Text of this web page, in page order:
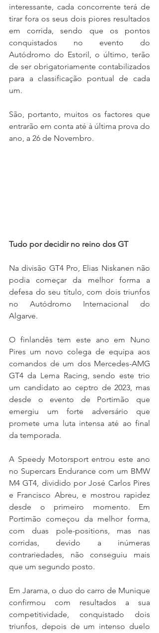
interessante, cada concorrente terá de
tirar fora os seus dois piores resultados
em corrida, sendo que os pontos
conquistados no evento do
Autódromo do Estoril, o último, terão
de ser obrigatoriamente contabilizados
para a classificação pontual de cada
um.
São, portanto, muitos os factores que
entrarão em conta até à última prova do
ano, a 26 de Novembro.
Tudo por decidir no reino dos GT
Na divisão GT4 Pro, Elias Niskanen não
podia começar da melhor forma a
defesa do seu título, com dois triunfos
no Autódromo Internacional do
Algarve.
O finlandês tem este ano em Nuno
Pires um novo colega de equipa aos
comandos de um dos Mercedes-AMG
GT4 da Lema Racing, sendo este trio
um candidato ao ceptro de 2023, mas
desde o evento de Portimão que
emergiu um forte adversário que
promete uma luta intensa até ao final
da temporada.
A Speedy Motorsport entrou este ano
no Supercars Endurance com um BMW
M4 GT4, dividido por José Carlos Pires
e Francisco Abreu, e mostrou rapidez
desde o primeiro momento. Em
Portimão começou da melhor forma,
com duas pole-positions, mas nas
corridas, devido a inúmeras
contrariedades, não conseguiu mais
que um segundo posto.
Em Jarama, o duo do carro de Munique
confirmou com resultados a sua
competitividade, conquistado dois
triunfos, depois de um intenso duelo